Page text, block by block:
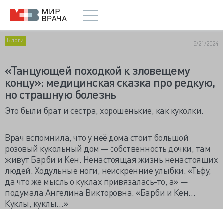
Блоги 5/21/2024
«Танцующей походкой к зловещему
концу»: медицинская сказка про редкую,
но страшную болезнь
Это были брат и сестра, хорошенькие, как куколки.
Врач вспомнила, что у неё дома стоит большой
розовый кукольный дом — собственность дочки, там
живут Барби и Кен. Ненастоящая жизнь ненастоящих
людей. Ходульные ноги, неискренние улыбки. «Тьфу,
да что же мысль о куклах привязалась-то, а» —
подумала Ангелина Викторовна. «Барби и Кен…
Куклы, куклы…»